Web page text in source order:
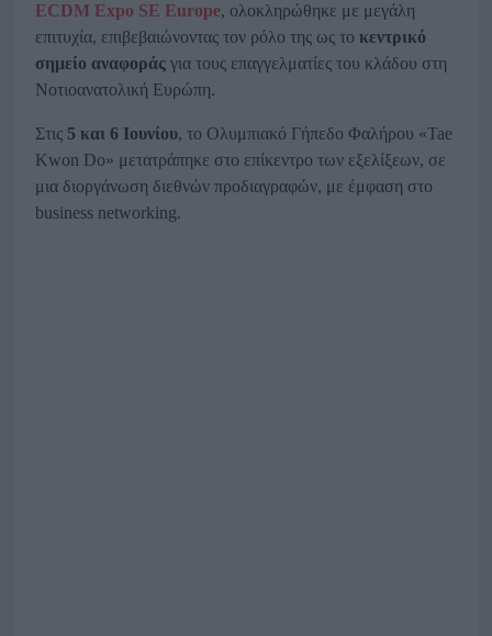
ECDM Expo SE Europe, ολοκληρώθηκε με μεγάλη
επιτυχία, επιβεβαιώνοντας τον ρόλο της ως το κεντρικό
σημείο αναφοράς για τους επαγγελματίες του κλάδου στη
Νοτιοανατολική Ευρώπη.
Στις 5 και 6 Ιουνίου, το Ολυμπιακό Γήπεδο Φαλήρου «Tae
Kwon Do» μετατράπηκε στο επίκεντρο των εξελίξεων, σε
μια διοργάνωση διεθνών προδιαγραφών, με έμφαση στο
business networking.